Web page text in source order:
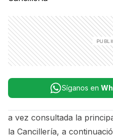
Síganos en
a vez consultada la
la Cancillería, a